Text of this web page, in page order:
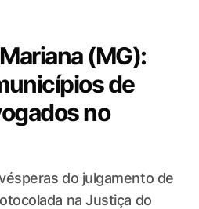
(MG):
de
no
do julgamento de
na Justiça do